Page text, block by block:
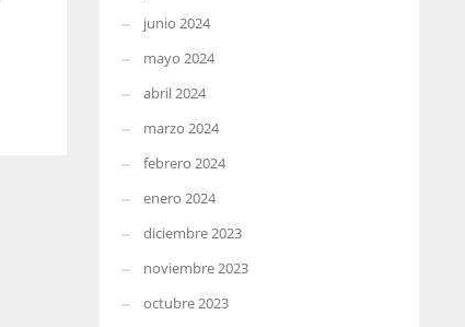
junio 2024
mayo 2024
abril 2024
marzo 2024
febrero 2024
enero 2024
diciembre 2023
noviembre 2023
octubre 2023